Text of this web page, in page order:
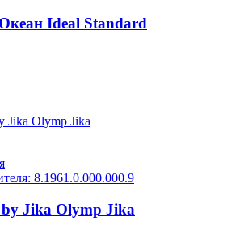
Ideal Standard
8.1961.0.000.000.9
by Jika Olymp Jika